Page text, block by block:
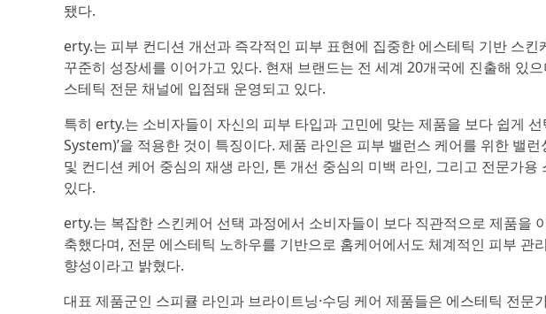
됐다.
erty.는 피부 컨디션 개선과 즉각적인 피부 표현에 집중한 에스테틱 기반 스
꾸준히 성장세를 이어가고 있다. 현재 브랜드는 전 세계 20개국에 진출해 있
스테틱 전문 채널에 입점돼 운영되고 있다.
특히 erty.는 소비자들이 자신의 피부 타입과 고민에 맞는 제품을 보다 쉽게
System)’을 적용한 것이 특징이다. 제품 라인은 피부 밸런스 케어를 위한 밸
및 컨디션 케어 중심의 재생 라인, 톤 개선 중심의 미백 라인, 그리고 전문가
있다.
erty.는 복잡한 스킨케어 선택 과정에서 소비자들이 보다 직관적으로 제품을
축했다며, 전문 에스테틱 노하우를 기반으로 홈케어에서도 체계적인 피부 관
향성이라고 밝혔다.
대표 제품군인 스피큘 라인과 브라이트닝·수딩 케어 제품들은 에스테틱 전문